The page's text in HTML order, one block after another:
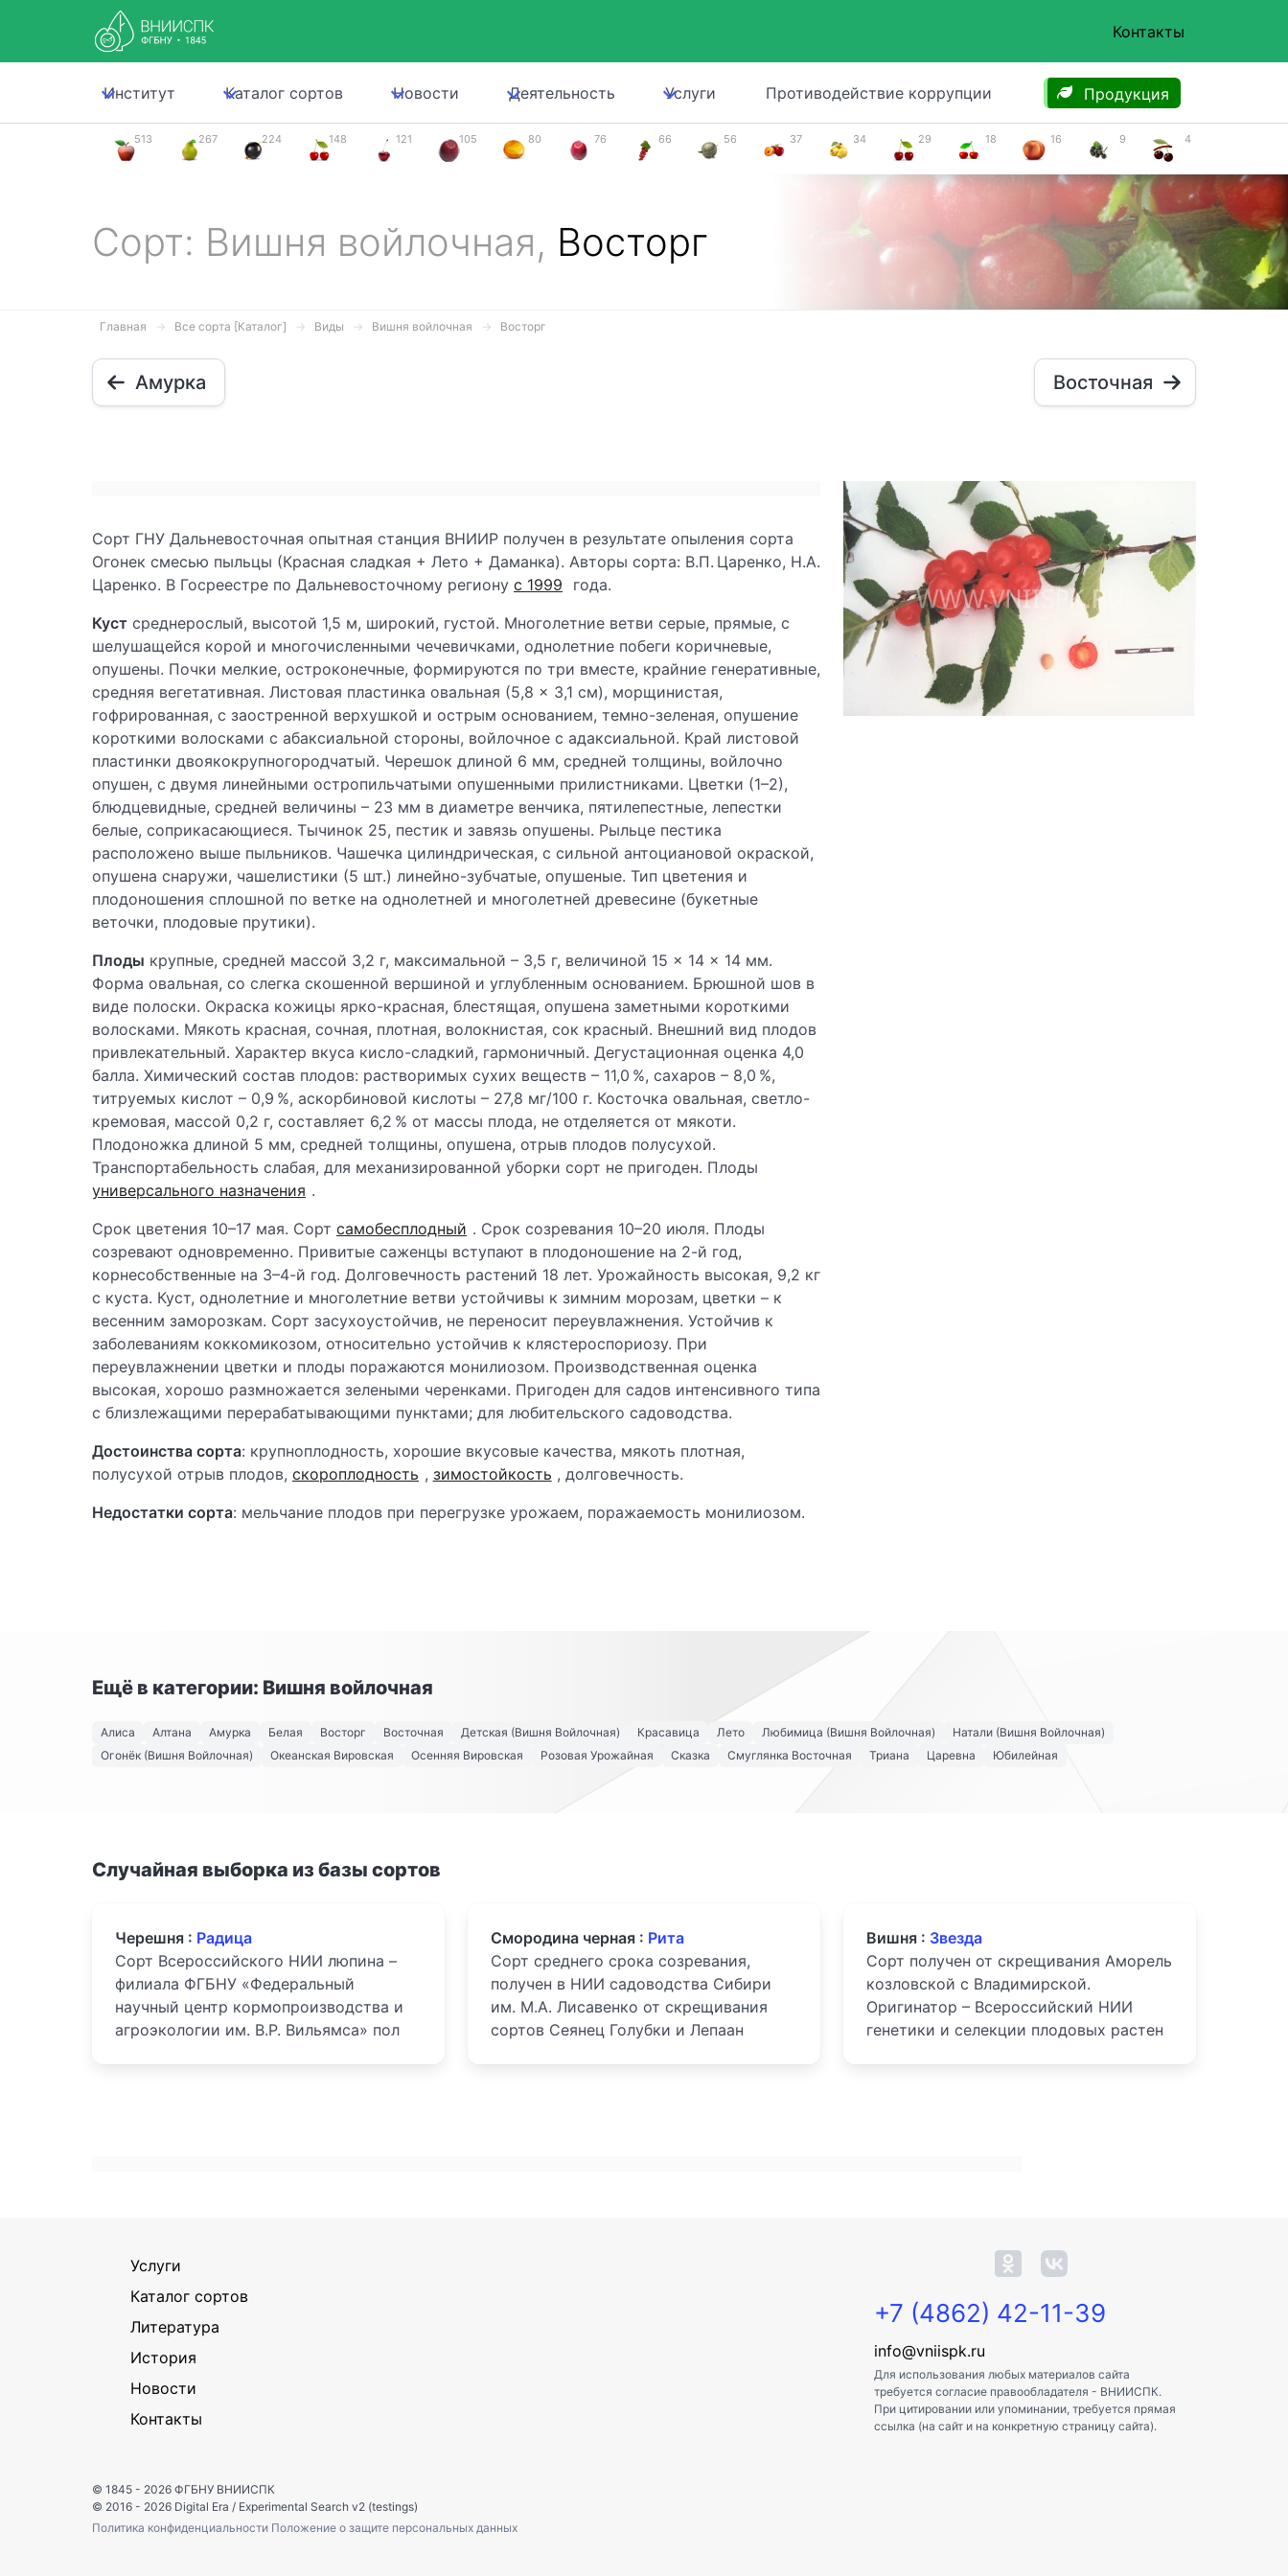
Контакты
Институт Каталог сортов Новости Деятельность Услуги Противодействие коррупции Продукция
513 267 224 148 121 105 80 76 66 56 37 34 29 18 16 9 4
Сорт: Вишня войлочная, Восторг
Главная Все сорта [Каталог] Виды Вишня войлочная Восторг
Амурка Восточная
Сорт ГНУ Дальневосточная опытная станция ВНИИР получен в результате опыления сорта
Огонек смесью пыльцы (Красная сладкая + Лето + Даманка). Авторы сорта: В.П. Царенко, Н.А.
Царенко. В Госреестре по Дальневосточному региону с 1999
года.
Куст среднерослый, высотой 1,5 м, широкий, густой. Многолетние ветви серые, прямые, с
шелушащейся корой и многочисленными чечевичками, однолетние побеги коричневые,
опушены. Почки мелкие, остроконечные, формируются по три вместе, крайние генеративные,
средняя вегетативная. Листовая пластинка овальная (5,8 × 3,1 см), морщинистая,
гофрированная, с заостренной верхушкой и острым основанием, темно-зеленая, опушение
короткими волосками с абаксиальной стороны, войлочное с адаксиальной. Край листовой
пластинки двоякокрупногородчатый. Черешок длиной 6 мм, средней толщины, войлочно
опушен, с двумя линейными остропильчатыми опушенными прилистниками. Цветки (1–2),
блюдцевидные, средней величины – 23 мм в диаметре венчика, пятилепестные, лепестки
белые, соприкасающиеся. Тычинок 25, пестик и завязь опушены. Рыльце пестика
расположено выше пыльников. Чашечка цилиндрическая, с сильной антоциановой окраской,
опушена снаружи, чашелистики (5 шт.) линейно-зубчатые, опушеные. Тип цветения и
плодоношения сплошной по ветке на однолетней и многолетней древесине (букетные
веточки, плодовые прутики).
Плоды крупные, средней массой 3,2 г, максимальной – 3,5 г, величиной 15 × 14 × 14 мм.
Форма овальная, со слегка скошенной вершиной и углубленным основанием. Брюшной шов в
виде полоски. Окраска кожицы ярко-красная, блестящая, опушена заметными короткими
волосками. Мякоть красная, сочная, плотная, волокнистая, сок красный. Внешний вид плодов
привлекательный. Характер вкуса кисло-сладкий, гармоничный. Дегустационная оценка 4,0
балла. Химический состав плодов: растворимых сухих веществ – 11,0 %, сахаров – 8,0 %,
титруемых кислот – 0,9 %, аскорбиновой кислоты – 27,8 мг/100 г. Косточка овальная, светло-
кремовая, массой 0,2 г, составляет 6,2 % от массы плода, не отделяется от мякоти.
Плодоножка длиной 5 мм, средней толщины, опушена, отрыв плодов полусухой.
Транспортабельность слабая, для механизированной уборки сорт не пригоден. Плоды
универсального назначения .
Срок цветения 10–17 мая. Сорт самобесплодный . Срок созревания 10–20 июля. Плоды
созревают одновременно. Привитые саженцы вступают в плодоношение на 2-й год,
корнесобственные на 3–4-й год. Долговечность растений 18 лет. Урожайность высокая, 9,2 кг
с куста. Куст, однолетние и многолетние ветви устойчивы к зимним морозам, цветки – к
весенним заморозкам. Сорт засухоустойчив, не переносит переувлажнения. Устойчив к
заболеваниям коккомикозом, относительно устойчив к клястероспориозу. При
переувлажнении цветки и плоды поражаются монилиозом. Производственная оценка
высокая, хорошо размножается зелеными черенками. Пригоден для садов интенсивного типа
с близлежащими перерабатывающими пунктами; для любительского садоводства.
Достоинства сорта: крупноплодность, хорошие вкусовые качества, мякоть плотная,
полусухой отрыв плодов, скороплодность , зимостойкость , долговечность.
Недостатки сорта: мельчание плодов при перегрузке урожаем, поражаемость монилиозом.
Ещё в категории: Вишня войлочная
Алиса Алтана Амурка Белая Восторг Восточная Детская (Вишня Войлочная) Красавица Лето Любимица (Вишня Войлочная)
Натали (Вишня Войлочная)
Огонёк (Вишня Войлочная)
Океанская Вировская Осенняя Вировская Розовая Урожайная Сказка Смуглянка Восточная Триана Царевна Юбилейная
Случайная выборка из базы сортов
Черешня : Радица
Сорт Всероссийского НИИ люпина –
филиала ФГБНУ «Федеральный
научный центр кормопроизводства и
агроэкологии им. В.Р. Вильямса» пол
Смородина черная : Рита
Сорт среднего срока созревания,
получен в НИИ садоводства Сибири
им. М.А. Лисавенко от скрещивания
сортов Сеянец Голубки и Лепаан
Вишня : Звезда
Сорт получен от скрещивания Аморель
козловской с Владимирской.
Оригинатор – Всероссийский НИИ
генетики и селекции плодовых растен
Услуги
Каталог сортов
Литература
История
Новости
Контакты
+7 (4862) 42-11-39
info@vniispk.ru
Для использования любых материалов сайта
требуется согласие правообладателя - ВНИИСПК.
При цитировании или упоминании, требуется прямая
ссылка (на сайт и на конкретную страницу сайта).
© 1845 - 2026 ФГБНУ ВНИИСПК
© 2016 - 2026 Digital Era / Experimental Search v2 (testings)
Политика конфиденциальности Положение о защите персональных данных